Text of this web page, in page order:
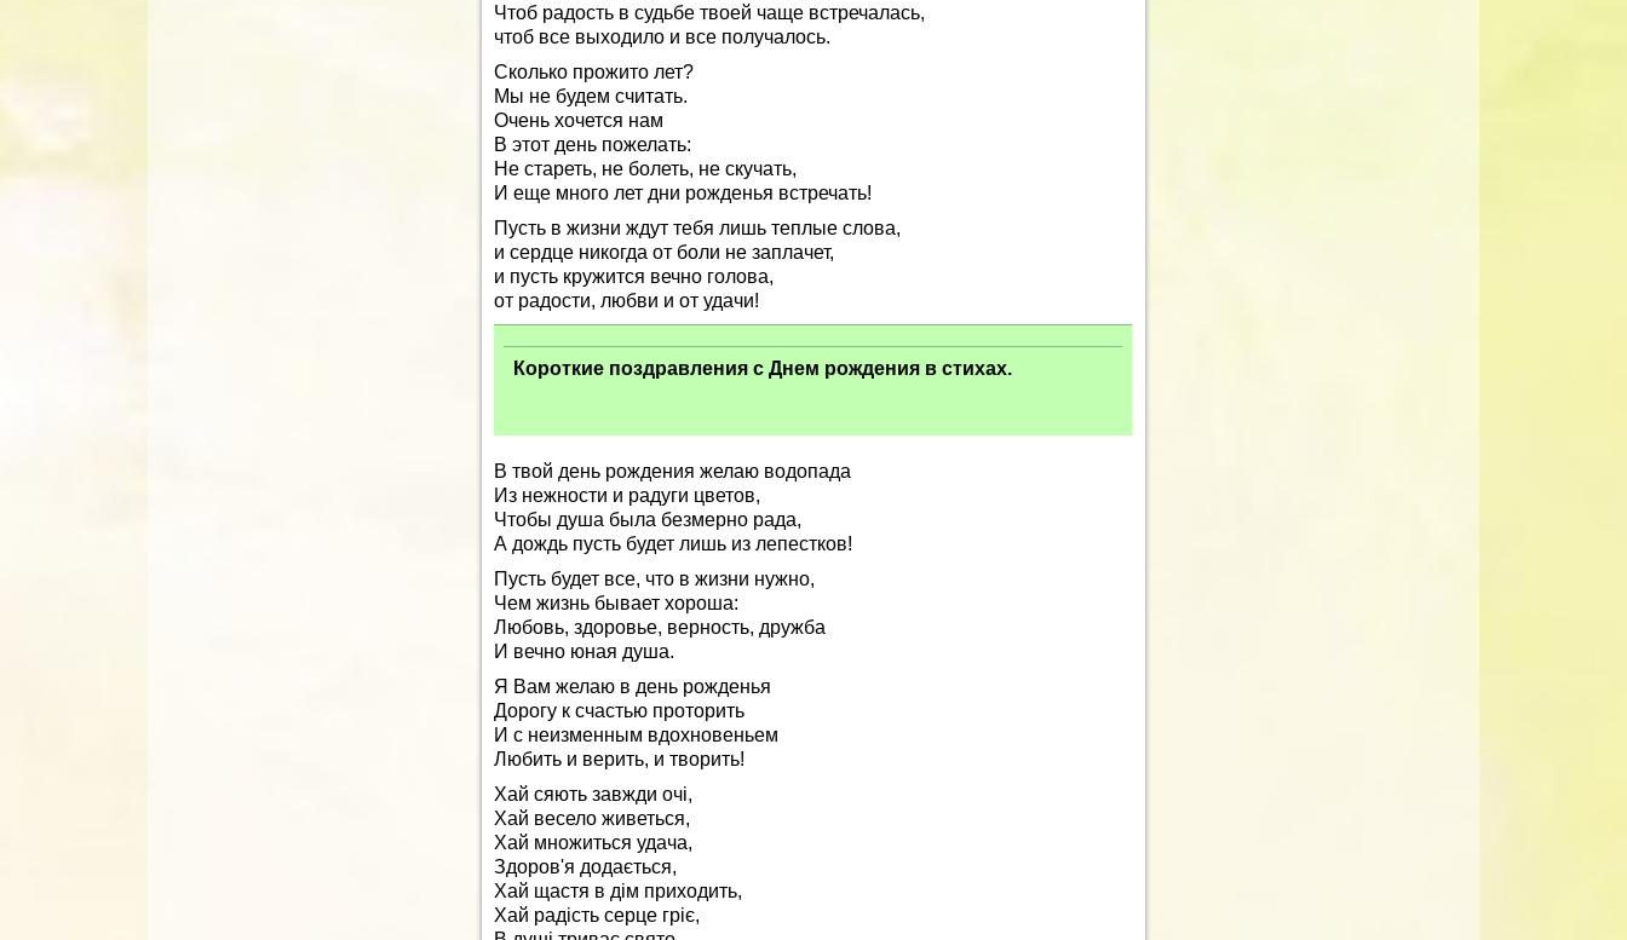
Чтоб радость в судьбе твоей чаще встречалась,
чтоб все выходило и все получалось.
Сколько прожито лет?
Мы не будем считать.
Очень хочется нам
В этот день пожелать:
Не стареть, не болеть, не скучать,
И еще много лет дни рожденья встречать!
Пусть в жизни ждут тебя лишь теплые слова,
и сердце никогда от боли не заплачет,
и пусть кружится вечно голова,
от радости, любви и от удачи!
Короткие поздравления с Днем рождения в стихах.
В твой день рождения желаю водопада
Из нежности и радуги цветов,
Чтобы душа была безмерно рада,
А дождь пусть будет лишь из лепестков!
Пусть будет все, что в жизни нужно,
Чем жизнь бывает хороша:
Любовь, здоровье, верность, дружба
И вечно юная душа.
Я Вам желаю в день рожденья
Дорогу к счастью проторить
И с неизменным вдохновеньем
Любить и верить, и творить!
Хай сяють завжди очі,
Хай весело живеться,
Хай множиться удача,
Здоров'я додається,
Хай щастя в дім приходить,
Хай радість серце гріє,